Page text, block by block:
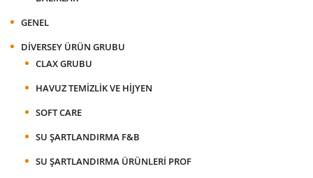
GENEL
DIVERSEY ÜRÜN GRUBU
CLAX GRUBU
HAVUZ TEMIZLIK VE HIJYEN
SOFT CARE
SU ŞARTLANDIRMA F&B
SU ŞARTLANDIRMA ÜRÜNLERI PROF